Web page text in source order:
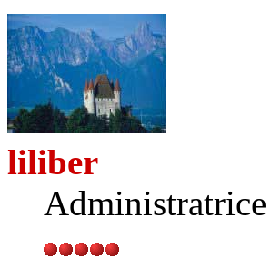
liliber
Administratrice